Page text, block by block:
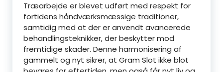
Træarbejde er blevet udført med respekt for
fortidens håndværksmæssige traditioner,
samtidig med at der er anvendt avancerede
behandlingsteknikker, der beskytter mod
fremtidige skader. Denne harmonisering af
gammelt og nyt sikrer, at Gram Slot ikke blot